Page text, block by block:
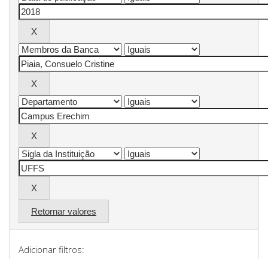
Retornar valores
Adicionar filtros: